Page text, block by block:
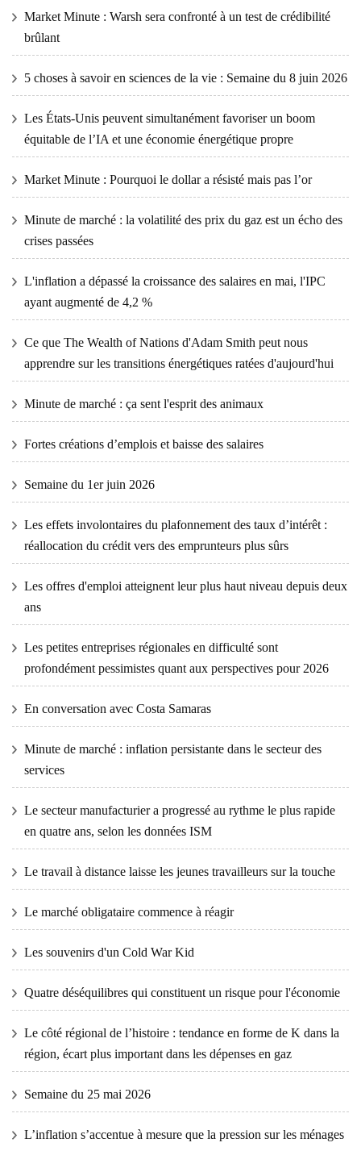
Market Minute : Warsh sera confronté à un test de crédibilité
brûlant
5 choses à savoir en sciences de la vie : Semaine du 8 juin 2026
Les États-Unis peuvent simultanément favoriser un boom
équitable de l’IA et une économie énergétique propre
Market Minute : Pourquoi le dollar a résisté mais pas l’or
Minute de marché : la volatilité des prix du gaz est un écho des
crises passées
L'inflation a dépassé la croissance des salaires en mai, l'IPC
ayant augmenté de 4,2 %
Ce que The Wealth of Nations d'Adam Smith peut nous
apprendre sur les transitions énergétiques ratées d'aujourd'hui
Minute de marché : ça sent l'esprit des animaux
Fortes créations d’emplois et baisse des salaires
Semaine du 1er juin 2026
Les effets involontaires du plafonnement des taux d’intérêt :
réallocation du crédit vers des emprunteurs plus sûrs
Les offres d'emploi atteignent leur plus haut niveau depuis deux
ans
Les petites entreprises régionales en difficulté sont
profondément pessimistes quant aux perspectives pour 2026
En conversation avec Costa Samaras
Minute de marché : inflation persistante dans le secteur des
services
Le secteur manufacturier a progressé au rythme le plus rapide
en quatre ans, selon les données ISM
Le travail à distance laisse les jeunes travailleurs sur la touche
Le marché obligataire commence à réagir
Les souvenirs d'un Cold War Kid
Quatre déséquilibres qui constituent un risque pour l'économie
Le côté régional de l’histoire : tendance en forme de K dans la
région, écart plus important dans les dépenses en gaz
Semaine du 25 mai 2026
L’inflation s’accentue à mesure que la pression sur les ménages